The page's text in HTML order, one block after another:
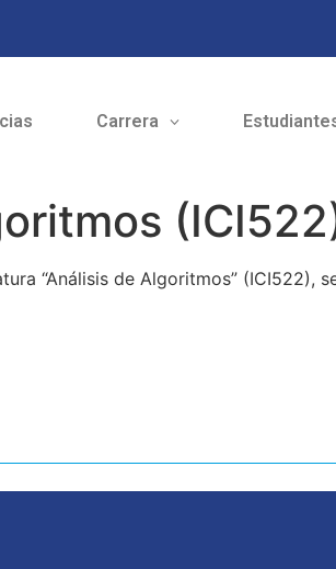
Carrera
“Análisis de Algoritmos” (ICI522),